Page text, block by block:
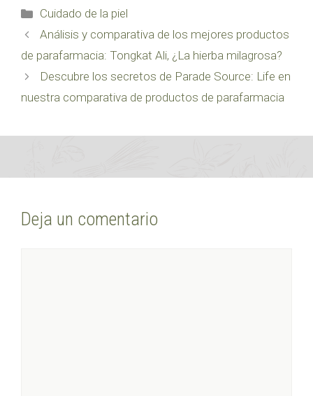
Categorías
Cuidado de la piel
Análisis y comparativa de los mejores productos
de parafarmacia: Tongkat Ali, ¿La hierba milagrosa?
Descubre los secretos de Parade Source: Life en
nuestra comparativa de productos de parafarmacia
Deja un comentario